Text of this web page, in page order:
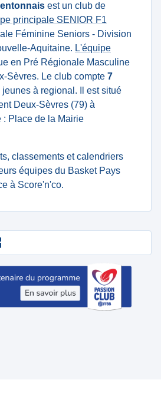
est un club de
principale SENIOR F1
Féminine Seniors - Division
Aquitaine. L'équipe
en Pré Régionale Masculine
Sèvres. Le club compte 7
à regional. Il est situé
Deux-Sèvres (79) à
: Place de la Mairie
classements et calendriers
équipes du Basket Pays
à Score'n'co.